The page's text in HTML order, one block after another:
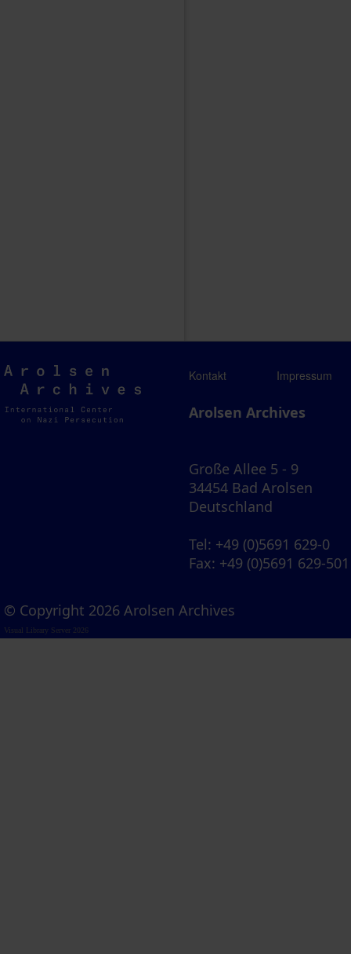
Arolsen
Archives
Kontakt Impressum
Arolsen Archives
Große Allee 5 - 9
34454 Bad Arolsen
Deutschland
Tel: +49 (0)5691 629-0
Fax: +49 (0)5691 629-501
© Copyright 2026 Arolsen Archives
Visual Library Server 2026